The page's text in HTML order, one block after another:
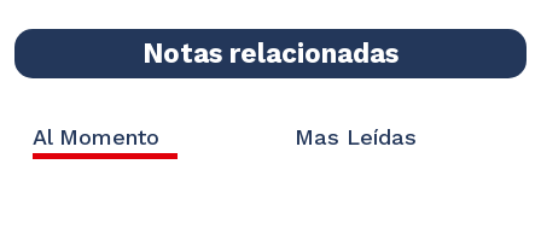
Notas relacionadas
Al Momento Mas Leídas